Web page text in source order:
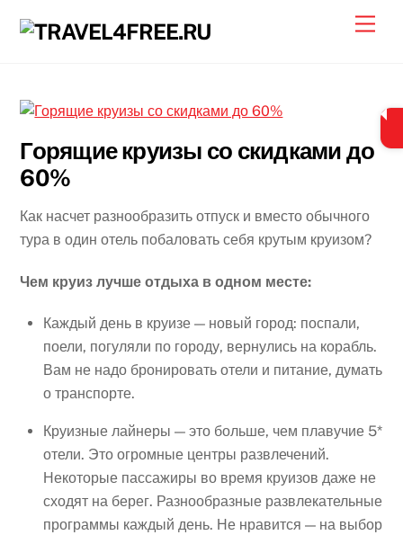
Горящие круизы со скидками до
60%
Как насчет разнообразить отпуск и вместо обычного
тура в один отель побаловать себя крутым круизом?
Чем круиз лучше отдыха в одном месте:
Каждый день в круизе — новый город: поспали,
поели, погуляли по городу, вернулись на корабль.
Вам не надо бронировать отели и питание, думать
о транспорте.
Круизные лайнеры — это больше, чем плавучие 5*
отели. Это огромные центры развлечений.
Некоторые пассажиры во время круизов даже не
сходят на берег. Разнообразные развлекательные
программы каждый день. Не нравится — на выбор